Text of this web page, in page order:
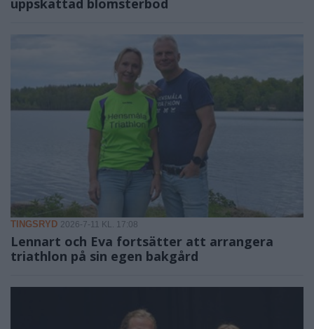
TINGSRYD 2026-7-11 KL. 17:08
Lennart och Eva fortsätter att arrangera
triathlon på sin egen bakgård